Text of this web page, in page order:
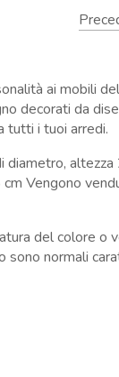
ai mobili
decorati da
tutti i tuoi arredi.
diametro, altezza
Vengono
del colore o
sono normali